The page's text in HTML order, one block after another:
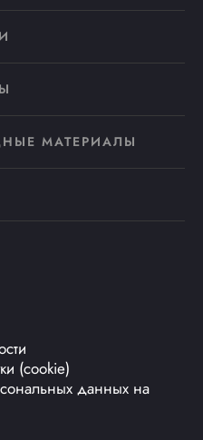
МАТЕРИАЛЫ
(cookie)
данных на